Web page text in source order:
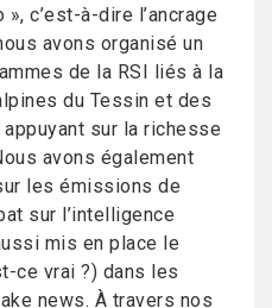
c’est-à-dire l’ancrage
avons organisé un
de la RSI liés à la
du Tessin et des
sur la richesse
avons également
les émissions de
sur l’intelligence
mis en place le
ce vrai ?) dans les
news. À travers nos